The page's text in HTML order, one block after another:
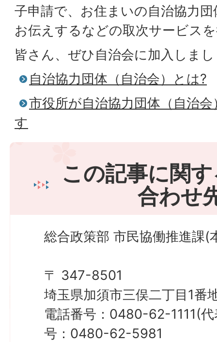
子申請で、お住まいの自治協力
お伝えするなどの取次サービス
皆さん、ぜひ自治会に加入しま
自治協力団体（自治会）とは?
市役所が自治協力団体（自治
す
この記事に関
合わせ
総合政策部 市民協働推進課(
〒 347-8501
埼玉県加須市三俣二丁目1番
電話番号：0480-62-1111(
号：0480-62-5981